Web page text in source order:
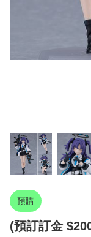
預購
(預訂訂金